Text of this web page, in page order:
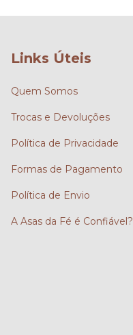
Links Úteis
Quem Somos
Trocas e Devoluções
Política de Privacidade
Formas de Pagamento
Política de Envio
A Asas da Fé é Confiável?